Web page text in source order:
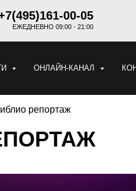
00-05
ЕЖЕДНЕВНО 09:00 - 21:00
ОНЛАЙН-КАНАЛ
репортаж